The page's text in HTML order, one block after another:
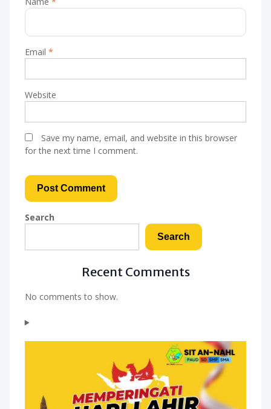
Email *
Website
Save my name, email, and website in this browser
for the next time I comment.
Search
Search
Recent Comments
No comments to show.